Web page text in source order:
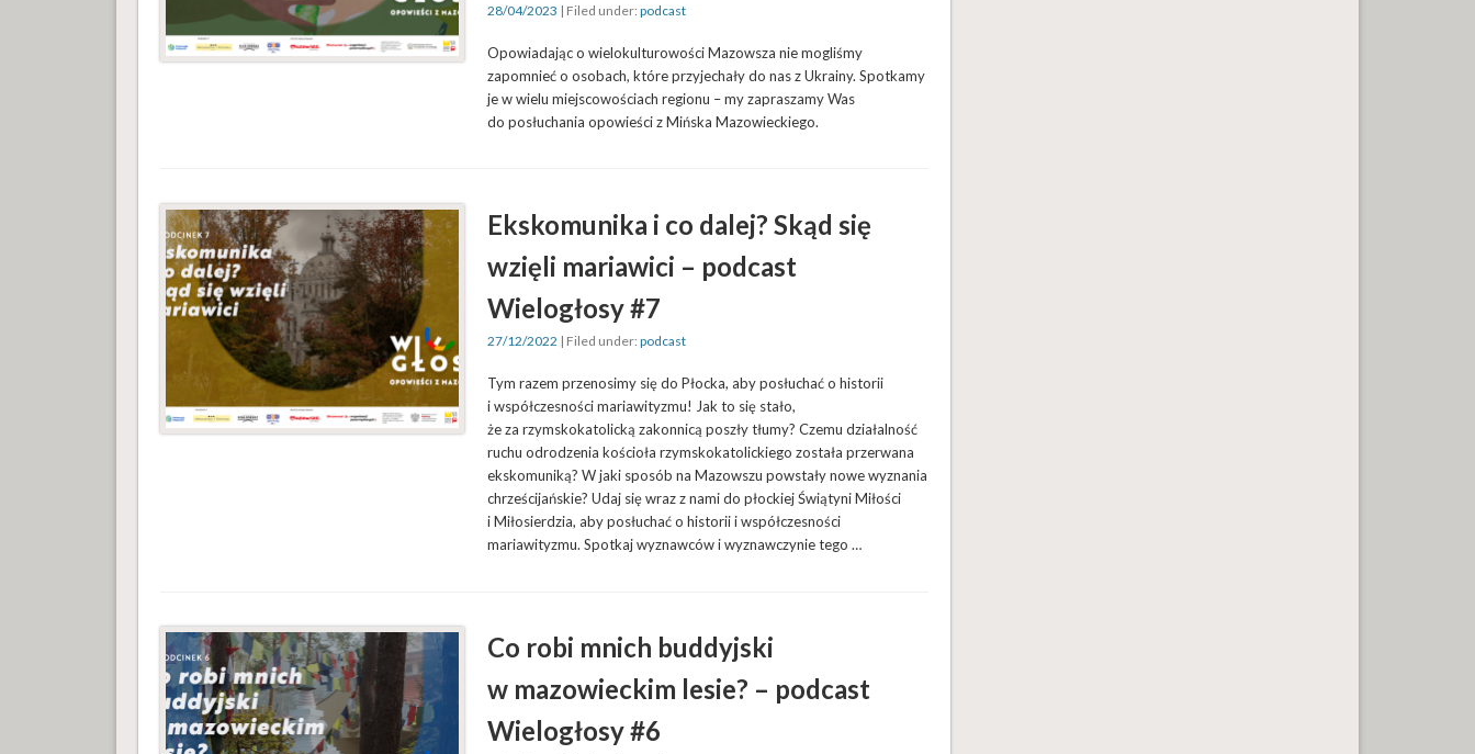
28/04/2023 | Filed under: podcast
Opowiadając o wielokulturowości Mazowsza nie mogliśmy
zapomnieć o osobach, które przyjechały do nas z Ukrainy. Spotkamy
je w wielu miejscowościach regionu – my zapraszamy Was
do posłuchania opowieści z Mińska Mazowieckiego.
Ekskomunika i co dalej? Skąd się
wzięli mariawici – podcast
Wielogłosy #7
27/12/2022 | Filed under: podcast
Tym razem przenosimy się do Płocka, aby posłuchać o historii
i współczesności mariawityzmu! Jak to się stało,
że za rzymskokatolicką zakonnicą poszły tłumy? Czemu działalność
ruchu odrodzenia kościoła rzymskokatolickiego została przerwana
ekskomuniką? W jaki sposób na Mazowszu powstały nowe wyznania
chrześcijańskie? Udaj się wraz z nami do płockiej Świątyni Miłości
i Miłosierdzia, aby posłuchać o historii i współczesności
mariawityzmu. Spotkaj wyznawców i wyznawczynie tego …
Co robi mnich buddyjski
w mazowieckim lesie? – podcast
Wielogłosy #6